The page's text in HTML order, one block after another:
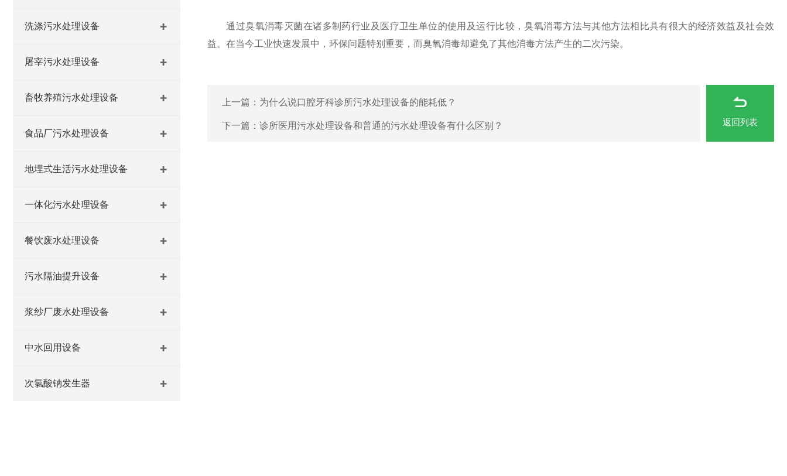
洗涤污水处理设备
屠宰污水处理设备
畜牧养殖污水处理设备
食品厂污水处理设备
地埋式生活污水处理设备
一体化污水处理设备
餐饮废水处理设备
污水隔油提升设备
浆纱厂废水处理设备
中水回用设备
次氯酸钠发生器
通过臭氧消毒灭菌在诸多制药行业及医疗卫生单位的使用及运行比较，臭氧消毒方法与其他方法相比具有很大的经济效益及社会效
益。在当今工业快速发展中，环保问题特别重要，而臭氧消毒却避免了其他消毒方法产生的二次污染。
上一篇： 为什么说口腔牙科诊所污水处理设备的能耗低？
下一篇： 诊所医用污水处理设备和普通的污水处理设备有什么区别？ 返回列表